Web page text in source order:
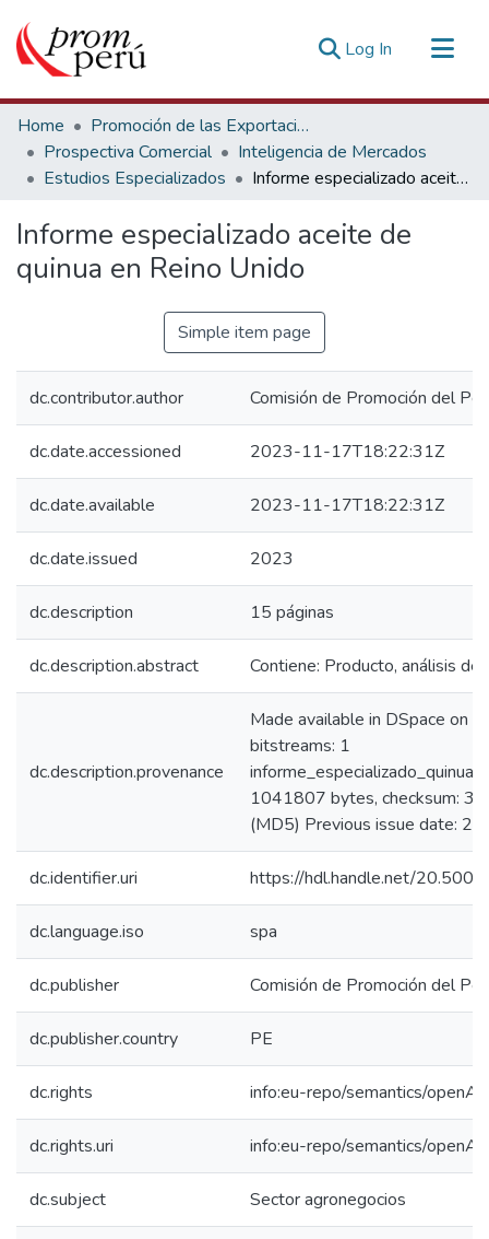
Log In (current)
Communities & Collections
All of DSpace
Statistics
Home
Promoción de las Exportaciones
Prospectiva Comercial
Inteligencia de Mercados
Estudios Especializados
Informe especializado aceite de quinua en Reino Unido
Informe especializado aceite de
quinua en Reino Unido
Simple item page
dc.contributor.author Comisión de Promoción del
dc.date.accessioned 2023-11-17T18:22:31Z
dc.date.available 2023-11-17T18:22:31Z
dc.date.issued 2023
dc.description 15 páginas
dc.description.abstract Contiene: Producto, análisis
dc.description.provenance
Made available in DSpace on
bitstreams: 1
1041807 bytes, checksum:
(MD5) Previous issue date:
dc.identifier.uri https://hdl.handle.net/
dc.language.iso spa
dc.publisher Comisión de Promoción del
dc.publisher.country PE
dc.rights info:eu-repo/semantics/
dc.rights.uri info:eu-repo/semantics/
dc.subject Sector agronegocios